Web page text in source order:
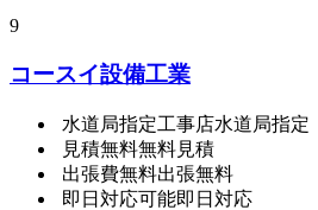
9
コースイ設備工業
水道局指定工事店水道局指定
見積無料無料見積
出張費無料出張無料
即日対応可能即日対応